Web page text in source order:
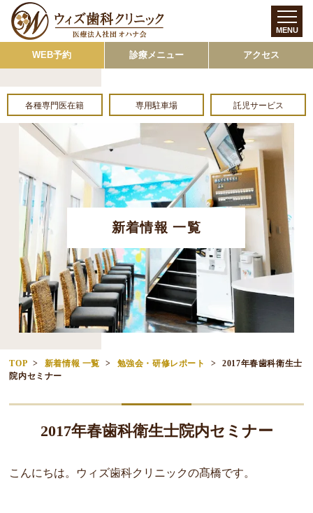
WEB予約 診療メニュー アクセス
各種専門医在籍 専用駐車場 託児サービス
新着情報 一覧
MENU
TOP 新着情報 一覧 勉強会・研修レポート
2017年春歯科衛生士
院内セミナー
2017年春歯科衛生士院内セミナー
こんにちは。ウィズ歯科クリニックの髙橋です。